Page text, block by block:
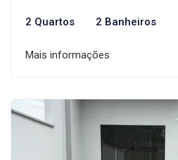
2 Quartos 2 Banheiros
Mais informações